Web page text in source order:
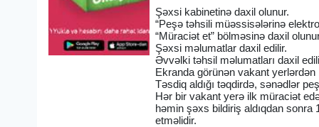
Şəxsi kabinetinə daxil olunur.
“Peşə təhsili müəssisələrinə
“Müraciət et” bölməsinə daxil
Şəxsi məlumatlar daxil edilir.
Əvvəlki təhsil məlumatları daxil
Ekranda görünən vakant
Təsdiq aldığı təqdirdə, sənədlər
Hər bir vakant yerə ilk müraciət
həmin şəxs bildiriş aldıqdan
etməlidir.